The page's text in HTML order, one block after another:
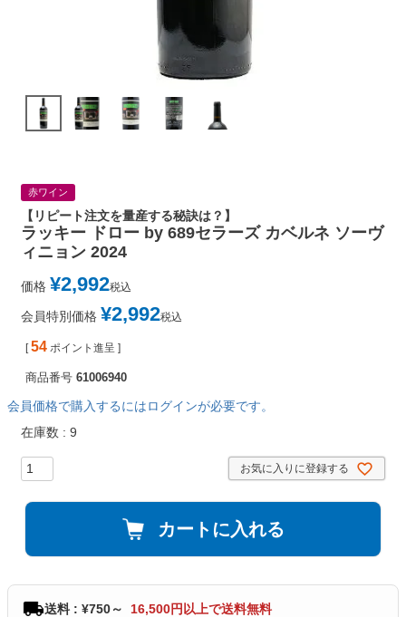
赤ワイン
【リピート注文を量産する秘訣は？】
ラッキー ドロー by 689セラーズ カベルネ ソーヴ
ィニョン 2024
価格 ¥2,992税込
会員特別価格 ¥2,992税込
[ 54 ポイント進呈 ]
商品番号 61006940
会員価格で購入するにはログインが必要です。
在庫数
9
お気に入りに登録する
カートに入れる
送料 : ¥750～ 16,500円以上で送料無料